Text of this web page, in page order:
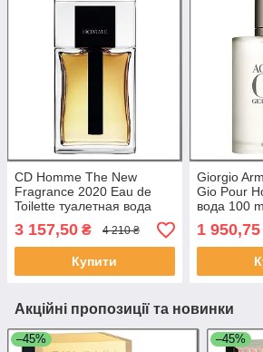
CD Homme The New
Fragrance 2020 Eau de
Toilette туалетная вода
100 ml. (Тестер Хом 2020
Еау де Туалет)
3 157,50 ₴ 4 210 ₴
Купити
Giorgio
Gio Pour
вода 100
Армані
Хом)
1 950,75
Акційні пропозиції та новинки
–45% –45%